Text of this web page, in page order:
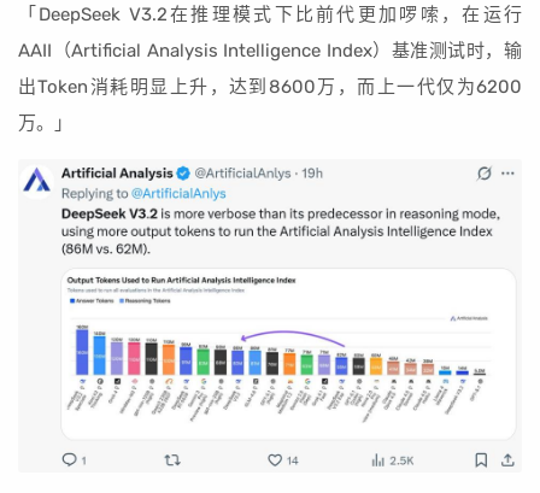
「DeepSeek V3.2在推理模式下比前代更加啰嗦，在运行
AAII（Artificial Analysis Intelligence Index）基准测试时，输
出Token消耗明显上升，达到8600万，而上一代仅为6200
万。」